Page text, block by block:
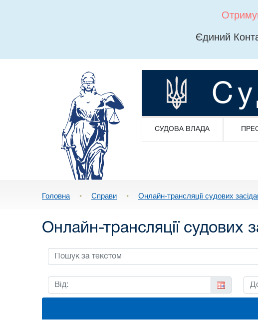
Єдиний
СУДОВА ВЛАДА
Головна • Справи • Онлайн-трансляції судових
Онлайн-трансляції судових